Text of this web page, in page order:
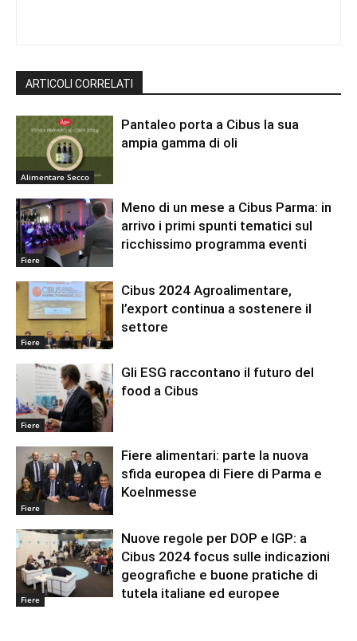
ARTICOLI CORRELATI
Alimentare Secco
Pantaleo porta a Cibus la sua
ampia gamma di oli
Fiere
Meno di un mese a Cibus Parma: in
arrivo i primi spunti tematici sul
ricchissimo programma eventi
Fiere
Cibus 2024 Agroalimentare,
l’export continua a sostenere il
settore
Fiere
Gli ESG raccontano il futuro del
food a Cibus
Fiere
Fiere alimentari: parte la nuova
sfida europea di Fiere di Parma e
Koelnmesse
Fiere
Nuove regole per DOP e IGP: a
Cibus 2024 focus sulle indicazioni
geografiche e buone pratiche di
tutela italiane ed europee